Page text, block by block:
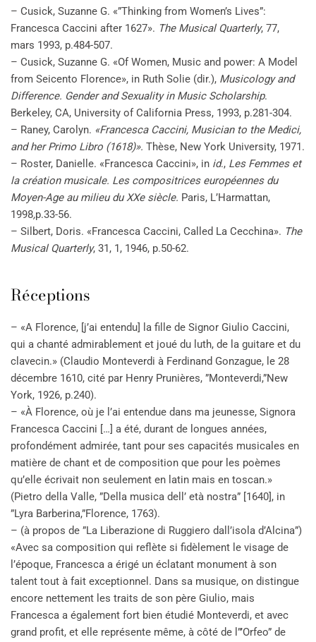
– Cusick, Suzanne G. «”Thinking from Women’s Lives”:
Francesca Caccini after 1627». The Musical Quarterly, 77,
mars 1993, p.484-507.
– Cusick, Suzanne G. «Of Women, Music and power: A Model
from Seicento Florence», in Ruth Solie (dir.), Musicology and
Difference. Gender and Sexuality in Music Scholarship.
Berkeley, CA, University of California Press, 1993, p.281-304.
– Raney, Carolyn. «Francesca Caccini, Musician to the Medici,
and her Primo Libro (1618)». Thèse, New York University, 1971.
– Roster, Danielle. «Francesca Caccini», in id., Les Femmes et
la création musicale. Les compositrices européennes du
Moyen-Age au milieu du XXe siècle. Paris, L’Harmattan,
1998,p.33-56.
– Silbert, Doris. «Francesca Caccini, Called La Cecchina». The
Musical Quarterly, 31, 1, 1946, p.50-62.
Réceptions
– «A Florence, [j’ai entendu] la fille de Signor Giulio Caccini,
qui a chanté admirablement et joué du luth, de la guitare et du
clavecin.» (Claudio Monteverdi à Ferdinand Gonzague, le 28
décembre 1610, cité par Henry Prunières, ”Monteverdi,”New
York, 1926, p.240).
– «À Florence, où je l’ai entendue dans ma jeunesse, Signora
Francesca Caccini […] a été, durant de longues années,
profondément admirée, tant pour ses capacités musicales en
matière de chant et de composition que pour les poèmes
qu’elle écrivait non seulement en latin mais en toscan.»
(Pietro della Valle, ”Della musica dell’ età nostra” [1640], in
”Lyra Barberina,”Florence, 1763).
– (à propos de ”La Liberazione di Ruggiero dall’isola d’Alcina”)
«Avec sa composition qui reflète si fidèlement le visage de
l’époque, Francesca a érigé un éclatant monument à son
talent tout à fait exceptionnel. Dans sa musique, on distingue
encore nettement les traits de son père Giulio, mais
Francesca a également fort bien étudié Monteverdi, et avec
grand profit, et elle représente même, à côté de l”’Orfeo” de